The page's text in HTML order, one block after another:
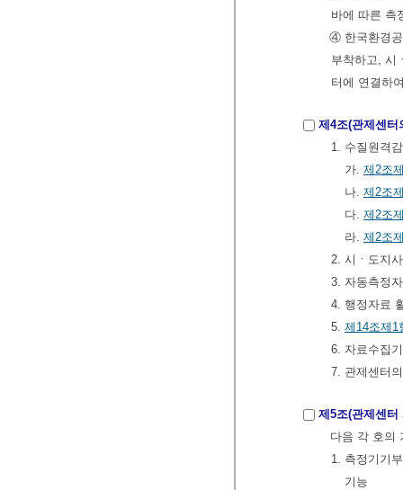
바에 따른 측
④ 한국환경공
부착하고, 시
터에 연결하
제4조(관제센터
1. 수질원격
가. 제2조
나. 제2조
다. 제2조
라. 제2조
2. 시ㆍ도지
3. 자동측정
4. 행정자료
5. 제14조제1
6. 자료수집
7. 관제센터
제5조(관제센터
다음 각 호의
1. 측정기기
기능